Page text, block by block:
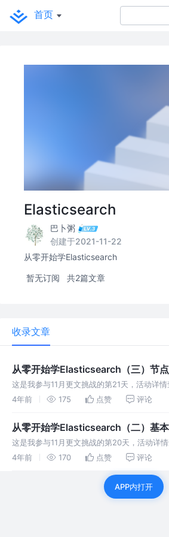
首页
Elasticsearch
巴卜粥
创建于2021-11-22
从零开始学Elasticsearch
暂无订阅 共2篇文章
收录文章
从零开始学Elasticsearch（三）节
这是我参与11月更文挑战的第21天，活动详
挑战 一、分布式系统的可用性与扩展性 高可
4年前 175 点赞 评论
从零开始学Elasticsearch（二）基
这是我参与11月更文挑战的第20天，活动详
文挑战 一、基本概念：索引、文档 1.1 文档（
4年前 170 点赞 评论
APP内打开